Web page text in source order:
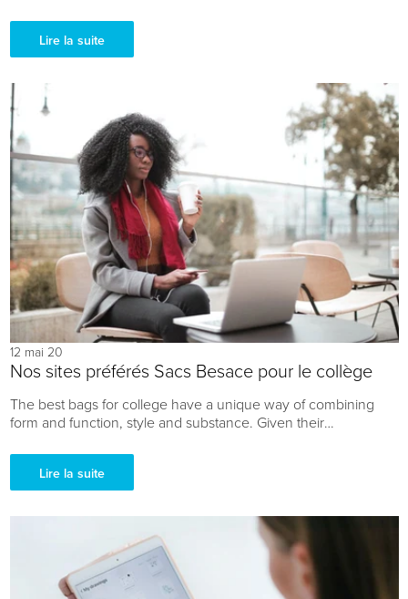
Lire la suite
12 mai 20
Nos sites préférés Sacs Besace pour le collège
The best bags for college have a unique way of combining
form and function, style and substance. Given their
Lire la suite